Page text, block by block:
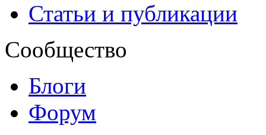
Статьи и публикации
Сообщество
Блоги
Форум